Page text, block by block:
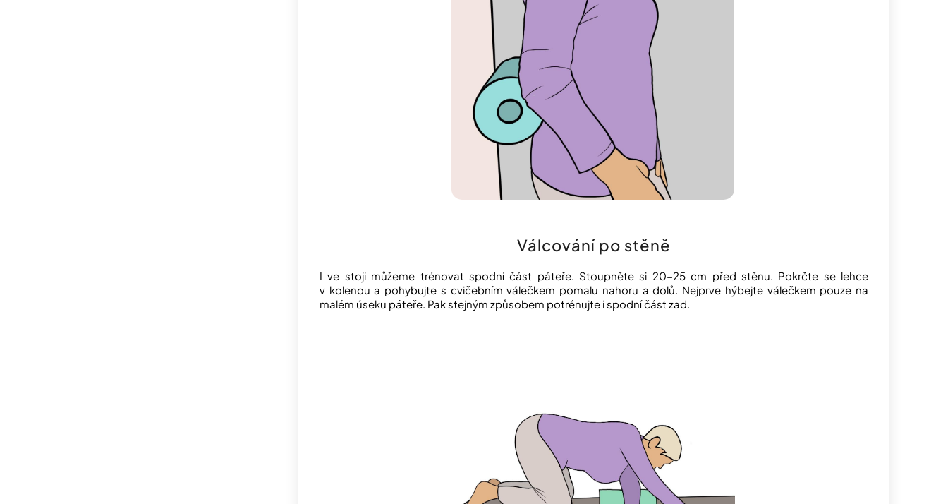
Válcování po stěně
I ve stoji můžeme trénovat spodní část páteře. Stoupněte si 20-25 cm před stěnu. Pokrčte se lehce
v kolenou a pohybujte s cvičebním válečkem pomalu nahoru a dolů. Nejprve hýbejte válečkem pouze na
malém úseku páteře. Pak stejným způsobem potrénujte i spodní část zad.